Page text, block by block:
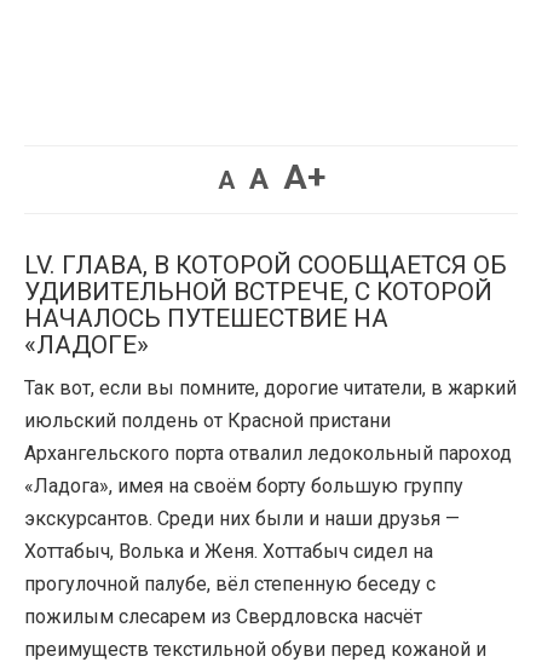
AУменьшить
AВернуть
A+Увеличить
LV. ГЛАВА, В КОТОРОЙ СООБЩАЕТСЯ ОБ
УДИВИТЕЛЬНОЙ ВСТРЕЧЕ, С КОТОРОЙ
НАЧАЛОСЬ ПУТЕШЕСТВИЕ НА
«ЛАДОГЕ»
Так вот, если вы помните, дорогие читатели, в жаркий
июльский полдень от Красной пристани
Архангельского порта отвалил ледокольный пароход
«Ладога», имея на своём борту большую группу
экскурсантов. Среди них были и наши друзья —
Хоттабыч, Волька и Женя. Хоттабыч сидел на
прогулочной палубе, вёл степенную беседу с
пожилым слесарем из Свердловска насчёт
преимуществ текстильной обуви перед кожаной и